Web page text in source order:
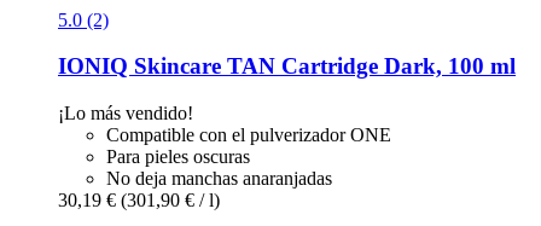
5.0 (2)
IONIQ Skincare TAN Cartridge Dark, 100 ml
¡Lo más vendido!
Compatible con el pulverizador ONE
Para pieles oscuras
No deja manchas anaranjadas
30,19 € (301,90 € / l)